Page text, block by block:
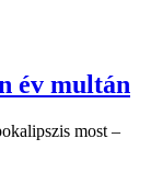
év multán
most –